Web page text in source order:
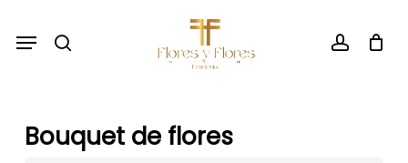
account
Menu
Bouquet de flores